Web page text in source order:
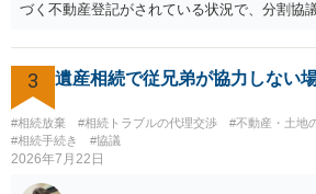
づく不動産登記がされている状況で、分割協
方の訴訟の主張及び立証次第ですが、 ・御祖
医師の意見書、筆跡鑑定 が提出されればそ
はありますが、 ・伯母様自身が分割協議に加
様の意に反する遺産分割協議を行う実益が誰
であること からすると、実際に遺産分割協議
性はそれほど高くない（立証のハードルは非
言えると思います。
3 遺産相続で従兄弟が協力しない
#相続放棄 #相続トラブルの代理交渉 #不動産・土地
#相続手続き
#協議
2026年7月22日